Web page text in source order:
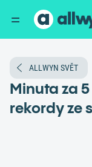
ALLWYN SVĚT
Minuta za
rekordy ze